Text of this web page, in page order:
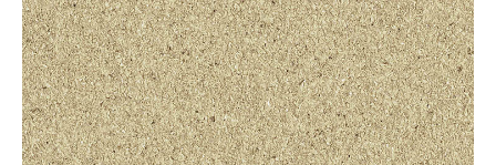
サステナブル商品
ノンワックス床タイル
壁紙機能性ガイド
ホテル・オフィス・店舗
モデルハウス
新築戸建・マンション
#リリカラのある暮らし
ショールーム
ショールーム トップ
東京ショールーム
お客様サポート